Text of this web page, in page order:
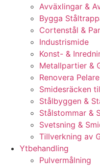
Avväxlingar &
Bygga
Cortenstål &
Industrismide
Konst- &
Metallpartier &
Renovera
Smidesräcken
Stålbyggen &
Stålstommar &
Svetsning &
Tillverkning av
Ytbehandling
Pulvermålning